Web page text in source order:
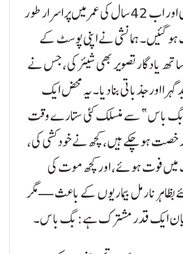
میں شرکت کی تھی اور اب 42 سال کی عمر میں پراسرار طور
گئیں۔ ہمانشی نے اپنی پوسٹ کے
یادگار تصویر بھی شیئر کی، جس نے
اور جذباتی بنا دیا۔ یہ محض ایک
"بگ باس” سے منسلک کئی ستارے وقت
ہو چکے ہیں، کچھ نے خودکشی کی،
میں فوت ہوئے، اور کچھ موت کی
بظاہر نارمل بیماریوں کے باعث—مگر
ایک قدر مشترک ہے: بگ باس۔